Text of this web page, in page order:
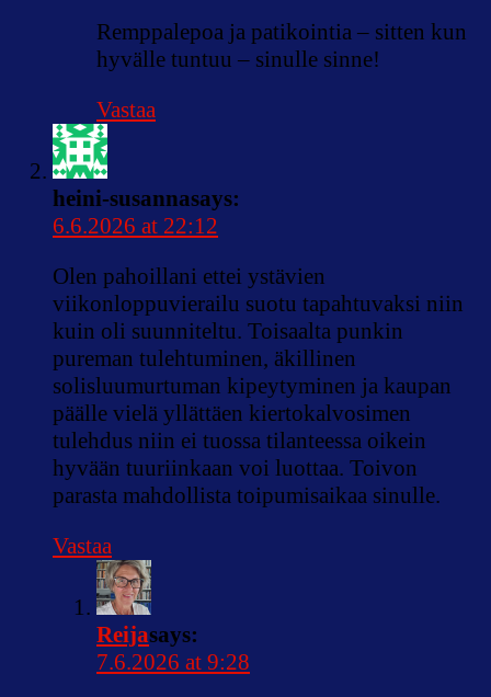
Remppalepoa ja patikointia – sitten kun
hyvälle tuntuu – sinulle sinne!
Vastaa
heini-susannasays:
6.6.2026 at 22:12
Olen pahoillani ettei ystävien
viikonloppuvierailu suotu tapahtuvaksi niin
kuin oli suunniteltu. Toisaalta punkin
pureman tulehtuminen, äkillinen
solisluumurtuman kipeytyminen ja kaupan
päälle vielä yllättäen kiertokalvosimen
tulehdus niin ei tuossa tilanteessa oikein
hyvään tuuriinkaan voi luottaa. Toivon
parasta mahdollista toipumisaikaa sinulle.
Vastaa
Reijasays:
7.6.2026 at 9:28